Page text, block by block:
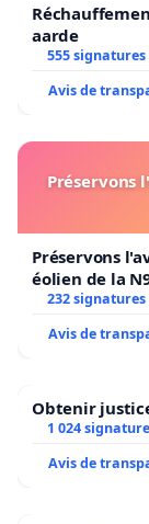
aarde
555 signatures
Avis de
Préservons
Préservons
éolien de la
232 signatures
Avis de
Obtenir
1 024
Avis de